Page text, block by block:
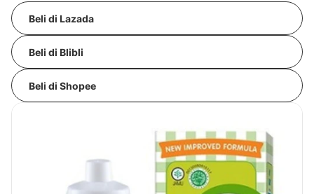
Beli di Lazada
Beli di Blibli
Beli di Shopee